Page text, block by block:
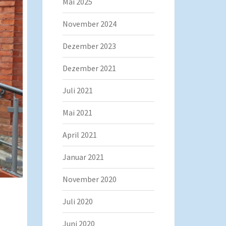
November 2024
Dezember 2023
Dezember 2021
Juli 2021
Mai 2021
April 2021
Januar 2021
November 2020
Juli 2020
Juni 2020